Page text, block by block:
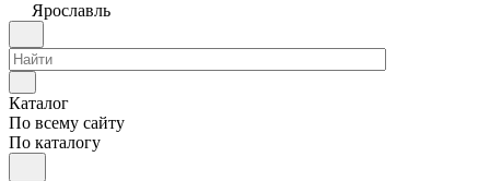
Ярославль
Каталог
По всему сайту
По каталогу